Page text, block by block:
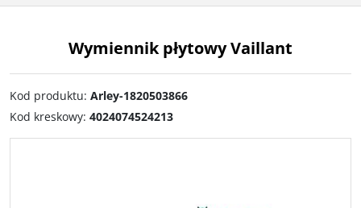
Wymiennik płytowy Vaillant
Kod produktu: Arley-1820503866
Kod kreskowy: 4024074524213